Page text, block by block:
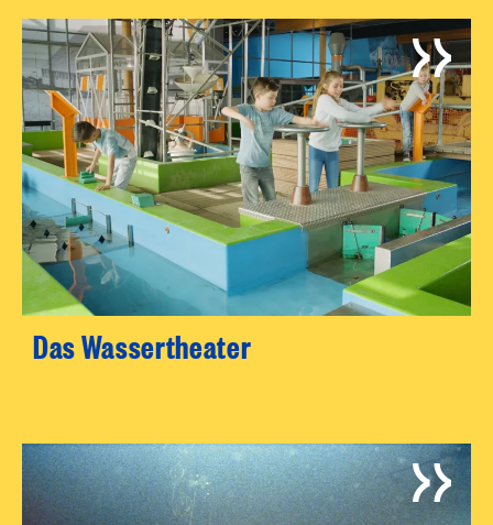
Das Wassertheater